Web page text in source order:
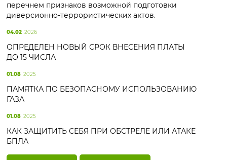
перечнем признаков возможной подготовки
диверсионно-террористических актов.
04.02 2026
ОПРЕДЕЛЕН НОВЫЙ СРОК ВНЕСЕНИЯ ПЛАТЫ
ДО 15 ЧИСЛА
01.08 2025
ПАМЯТКА ПО БЕЗОПАСНОМУ ИСПОЛЬЗОВАНИЮ
ГАЗА
01.08 2025
КАК ЗАЩИТИТЬ СЕБЯ ПРИ ОБСТРЕЛЕ ИЛИ АТАКЕ
БПЛА